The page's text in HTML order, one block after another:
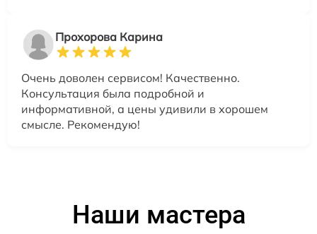
Прохорова Карина
Очень доволен сервисом! Качественно.
Консультация была подробной и
информативной, а цены удивили в хорошем
смысле. Рекомендую!
Наши мастера